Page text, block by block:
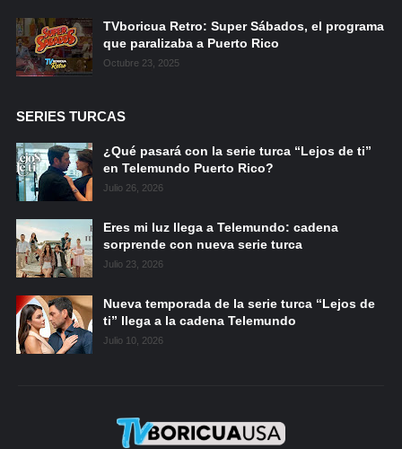
TVboricua Retro: Super Sábados, el programa
que paralizaba a Puerto Rico
Octubre 23, 2025
SERIES TURCAS
¿Qué pasará con la serie turca “Lejos de ti”
en Telemundo Puerto Rico?
Julio 26, 2026
Eres mi luz llega a Telemundo: cadena
sorprende con nueva serie turca
Julio 23, 2026
Nueva temporada de la serie turca “Lejos de
ti” llega a la cadena Telemundo
Julio 10, 2026